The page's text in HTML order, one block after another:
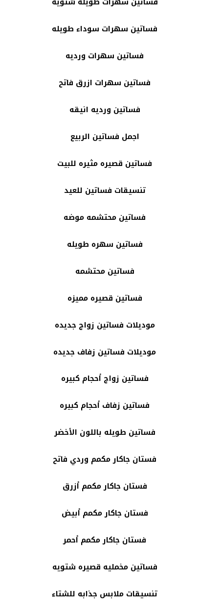
فساتين سهرات سوداء طويله
فساتين سهرات ورديه
فساتين سهرات ازرق فاتح
فساتين ورديه انيقه
اجمل فساتين الربيع
فساتين قصيره مثيره للبيت
تنسيقات فساتين للعيد
فساتين محتشمه موضه
فساتين سهره طويله
فساتين محتشمه
فساتين قصيره مميزه
موديلات فساتين زواج جديده
موديلات فساتين زفاف جديده
فساتين زواج أحجام كبيره
فساتين زفاف أحجام كبيره
فساتين طويله باللون الأخضر
فستان جاكار مكمم وردي فاتح
فستان جاكار مكمم أزرق
فستان جاكار مكمم أبيض
فستان جاكار مكمم أحمر
فساتين مخمليه قصيره شتويه
تنسيقات ملابس جذابه للشتاء